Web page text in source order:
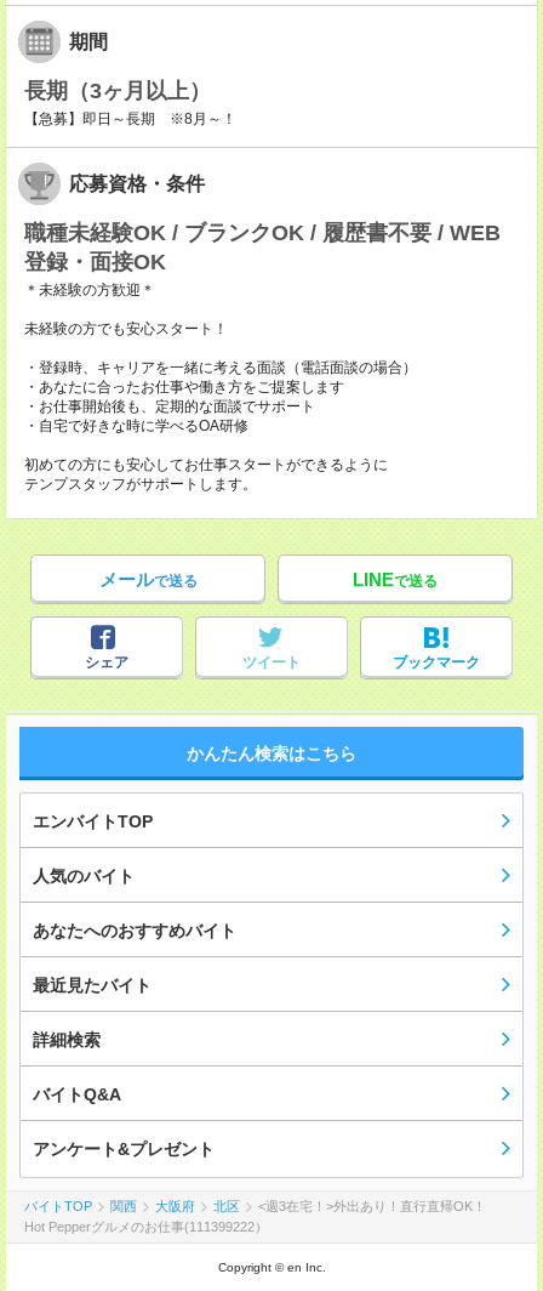
期間
長期（3ヶ月以上）
【急募】即日～長期 ※8月～！
応募資格・条件
職種未経験OK / ブランクOK / 履歴書不要 / WEB
登録・面接OK
＊未経験の方歓迎＊
未経験の方でも安心スタート！
・登録時、キャリアを一緒に考える面談（電話面談の場合）
・あなたに合ったお仕事や働き方をご提案します
・お仕事開始後も、定期的な面談でサポート
・自宅で好きな時に学べるOA研修
初めての方にも安心してお仕事スタートができるように
テンプスタッフがサポートします。
メールで送る LINEで送る
シェア ツイート ブックマーク
かんたん検索はこちら
エンバイトTOP
人気のバイト
あなたへのおすすめバイト
最近見たバイト
詳細検索
バイトQ&A
アンケート&プレゼント
バイトTOP 関西 大阪府 北区
<週3在宅！>外出あり！直行直帰OK！
Hot Pepperグルメのお仕事(111399222）
Copyright © en Inc.